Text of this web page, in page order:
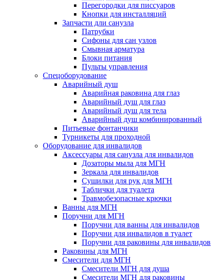
Перегородки для писсуаров
Кнопки для инсталляций
Запчасти дли санузла
Патрубки
Сифоны для сан узлов
Смывная арматура
Блоки питания
Пульты управления
Спецоборудование
Аварийный душ
Аварийная раковина для глаз
Аварийный душ для глаз
Аварийный душ для тела
Аварийный душ комбинированный
Питьевые фонтанчики
Турникеты для проходной
Оборудование для инвалидов
Аксессуары для санузла для инвалидов
Дозаторы мыла для МГН
Зеркала для инвалидов
Сушилки для рук для МГН
Таблички для туалета
Травмобезопасные крючки
Ванны для МГН
Поручни для МГН
Поручни для ванны для инвалидов
Поручни для инвалидов в туалет
Поручни для раковины для инвалидов
Раковины для МГН
Смесители для МГН
Смесители МГН для душа
Смесители МГН для раковины